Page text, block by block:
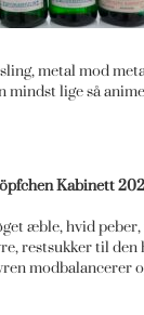
metal mod
mindst lige så
Kabinett
æble, hvid peber,
restsukker til den
modbalancerer